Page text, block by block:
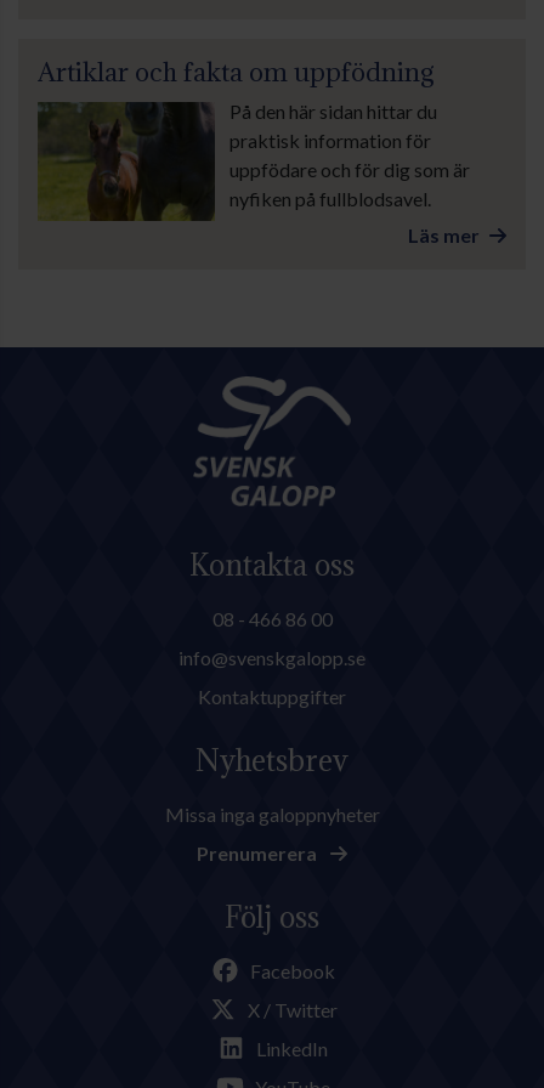
Artiklar och fakta om uppfödning
På den här sidan hittar du
praktisk information för
uppfödare och för dig som är
nyfiken på fullblodsavel.
Läs mer
Kontakta oss
08 - 466 86 00
info@svenskgalopp.se
Kontaktuppgifter
Nyhetsbrev
Missa inga galoppnyheter
Prenumerera
Följ oss
Facebook
X / Twitter
LinkedIn